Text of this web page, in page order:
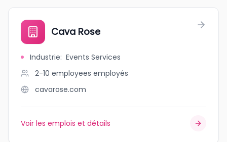
Cava Rose
Industrie: Events Services
2-10 employees employés
cavarose.com
Voir les emplois et détails